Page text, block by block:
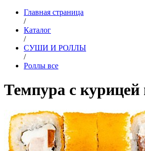
Главная страница
/
Каталог
/
СУШИ И РОЛЛЫ
/
Роллы все
Темпура с